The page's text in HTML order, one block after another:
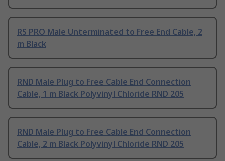
RS PRO Male Unterminated to Free End Cable, 2
m Black
RND Male Plug to Free Cable End Connection
Cable, 1 m Black Polyvinyl Chloride RND 205
RND Male Plug to Free Cable End Connection
Cable, 2 m Black Polyvinyl Chloride RND 205